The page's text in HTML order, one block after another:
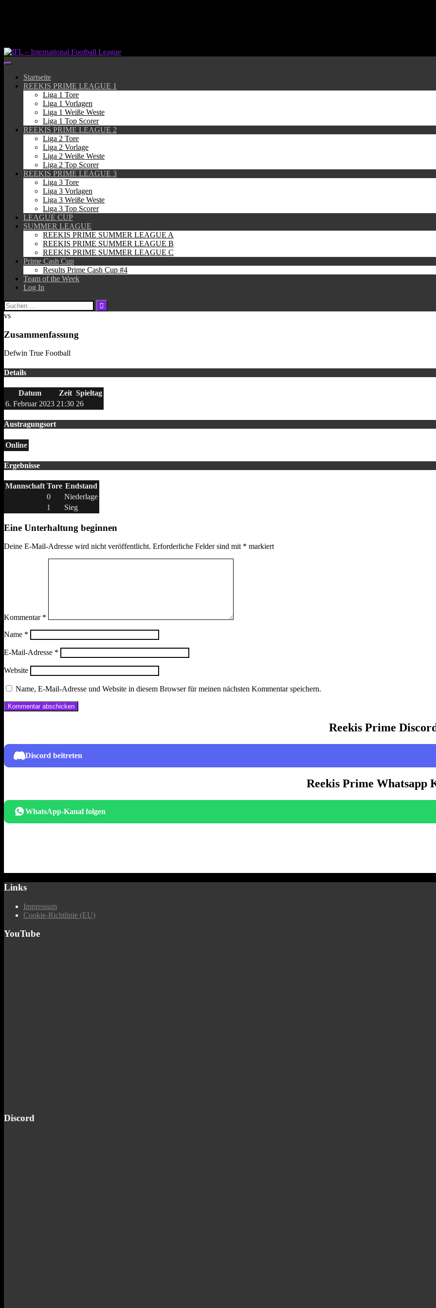
Startseite
REEKIS PRIME LEAGUE 1
Liga 1 Tore
Liga 1 Vorlagen
Liga 1 Weiße Weste
Liga 1 Top Scorer
REEKIS PRIME LEAGUE 2
Liga 2 Tore
Liga 2 Vorlage
Liga 2 Weiße Weste
Liga 2 Top Scorer
REEKIS PRIME LEAGUE 3
Liga 3 Tore
Liga 3 Vorlagen
Liga 3 Weiße Weste
Liga 3 Top Scorer
LEAGUE CUP
SUMMER LEAGUE
REEKIS PRIME SUMMER LEAGUE A
REEKIS PRIME SUMMER LEAGUE B
REEKIS PRIME SUMMER LEAGUE C
Prime Cash Cup
Results Prime Cash Cup #4
Team of the Week
Log In
Suchen
nach:
vs
Zusammenfassung
Defwin True Football
Details
Datum Zeit Spieltag
6. Februar 2023 21:30 26
Austragungsort
Online
Ergebnisse
Mannschaft Tore Endstand
0
Niederlage
1
Sieg
Eine Unterhaltung beginnen
Deine E-Mail-Adresse wird nicht veröffentlicht. Erforderliche Felder sind mit * markiert
Kommentar *
Name *
E-Mail-Adresse *
Website
Name, E-Mail-Adresse und Website in diesem Browser für meinen nächsten Kommentar speichern.
Reekis Prime
Discord beitreten
Reekis Prime Whatsapp
WhatsApp-Kanal folgen
Links
Impressum
Cookie-Richtlinie (EU)
YouTube
Discord